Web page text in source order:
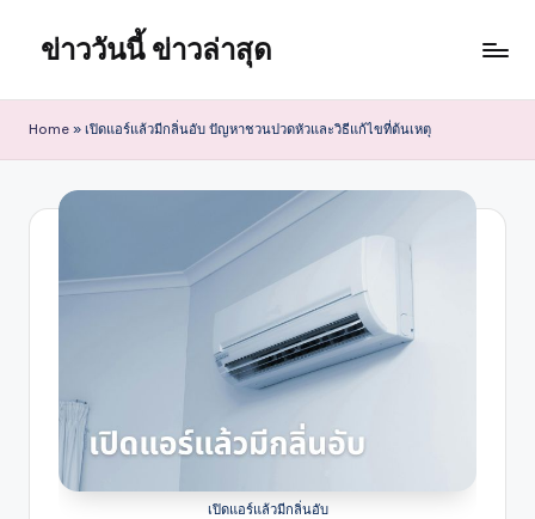
content
ข่าววันนี้ ข่าวล่าสุด
Home » เปิดแอร์แล้วมีกลิ่นอับ ปัญหาชวนปวดหัวและวิธีแก้ไขที่ต้นเหตุ
เปิดแอร์แล้วมีกลิ่นอับ